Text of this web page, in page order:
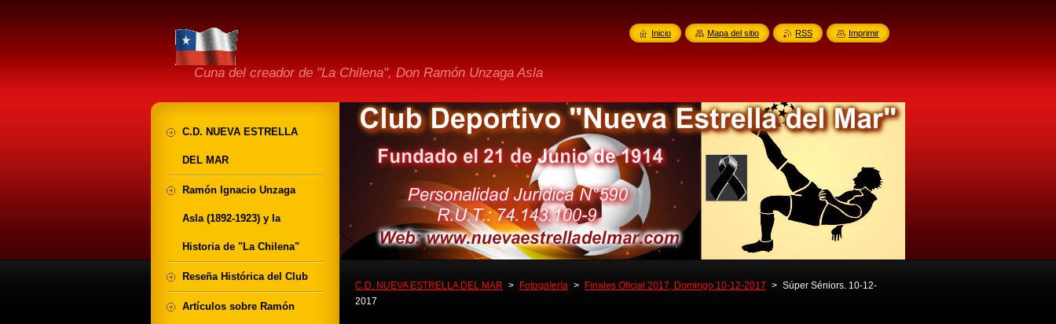
Cuna del creador de "La Chilena", Don Ramón Unzaga Asla
C.D. NUEVA ESTRELLA DEL MAR > Fotogalería > Finales Oficial 2017, Domingo 10-12-2017 > Súper Séniors. 10-12-
2017
C.D. NUEVA ESTRELLA
DEL MAR
Ramón Ignacio Unzaga
Asla (1892-1923) y la
Historia de "La Chilena"
Reseña Histórica del Club
Artículos sobre Ramón
Inicio Mapa del sitio RSS Imprimir